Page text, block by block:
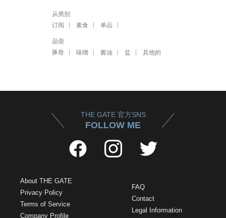
从类别
订阅
素食 单品
品尝
豚骨
味噌 酱油 盐 其他的
THE GATE 官方SNS
FOLLOW ME
About THE GATE
Privacy Policy
Terms of Service
Company Profile
FAQ
Contact
Legal Information